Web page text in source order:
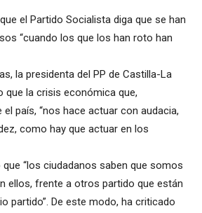
el Partido Socialista diga que se han
“cuando los que los han roto han
la presidenta del PP de Castilla-La
que la crisis económica que,
país, “nos hace actuar con audacia,
como hay que actuar en los
“los ciudadanos saben que somos
ellos, frente a otros partido que están
partido”. De este modo, ha criticado